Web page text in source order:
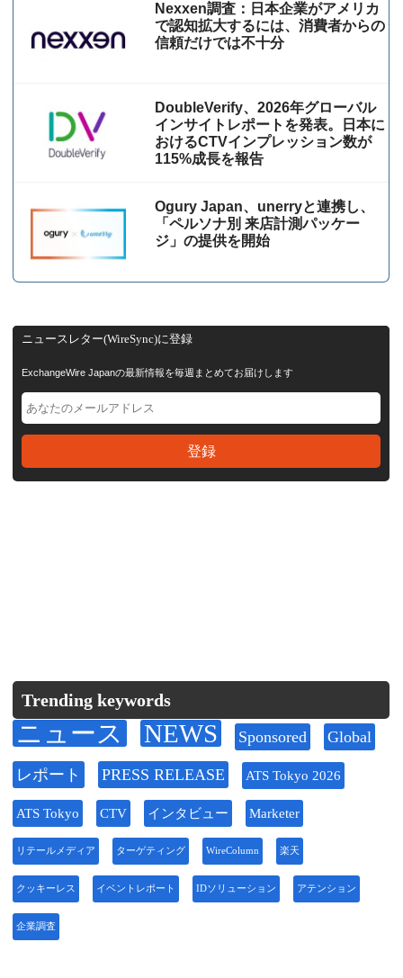
Nexxen調査：日本企業がアメリカ
で認知拡大するには、消費者からの
信頼だけでは不十分
DoubleVerify、2026年グローバル
インサイトレポートを発表。日本に
おけるCTVインプレッション数が
115%成⻑を報告
Ogury Japan、unerryと連携し、
「ペルソナ別 来店計測パッケー
ジ」の提供を開始
ニュースレター(WireSync)に登録
ExchangeWire Japanの最新情報を毎週まとめてお届けします
Trending keywords
ニュース NEWS Sponsored Global
レポート PRESS RELEASE ATS Tokyo 2026
ATS Tokyo CTV インタビュー Marketer
リテールメディア ターゲティング WireColumn 楽天
クッキーレス イベントレポート IDソリューション アテンション
企業調査